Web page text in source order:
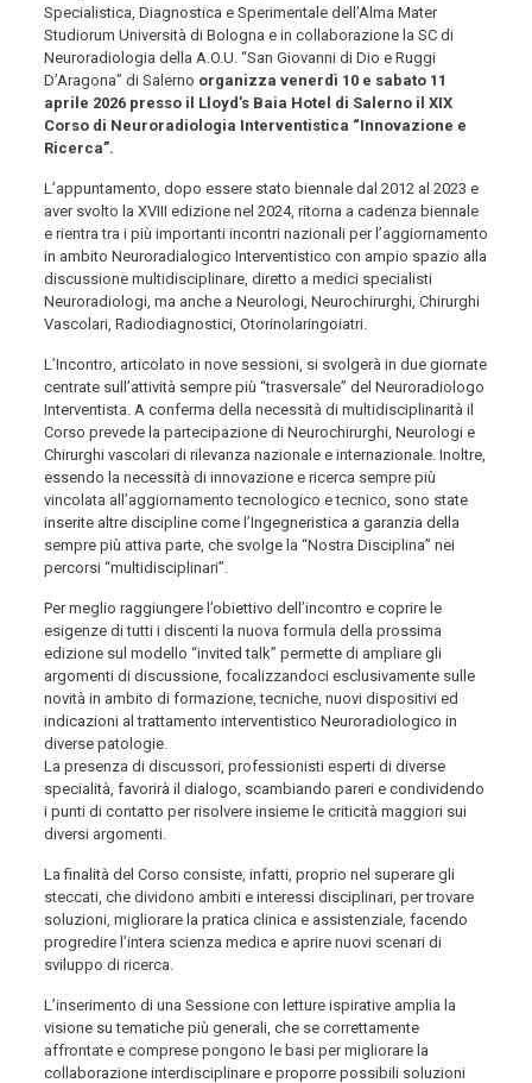
Specialistica, Diagnostica e Sperimentale dell’Alma Mater
Studiorum Università di Bologna e in collaborazione la SC di
Neuroradiologia della A.O.U. “San Giovanni di Dio e Ruggi
D’Aragona” di Salerno organizza venerdì 10 e sabato 11
aprile 2026 presso il Lloyd’s Baia Hotel di Salerno il XIX
Corso di Neuroradiologia Interventistica “Innovazione e
Ricerca”.
L’appuntamento, dopo essere stato biennale dal 2012 al 2023 e
aver svolto la XVIII edizione nel 2024, ritorna a cadenza biennale
e rientra tra i più importanti incontri nazionali per l’aggiornamento
in ambito Neuroradialogico Interventistico con ampio spazio alla
discussione multidisciplinare, diretto a medici specialisti
Neuroradiologi, ma anche a Neurologi, Neurochirurghi, Chirurghi
Vascolari, Radiodiagnostici, Otorinolaringoiatri.
L’Incontro, articolato in nove sessioni, si svolgerà in due giornate
centrate sull’attività sempre più “trasversale” del Neuroradiologo
Interventista. A conferma della necessità di multidisciplinarità il
Corso prevede la partecipazione di Neurochirurghi, Neurologi e
Chirurghi vascolari di rilevanza nazionale e internazionale. Inoltre,
essendo la necessità di innovazione e ricerca sempre più
vincolata all’aggiornamento tecnologico e tecnico, sono state
inserite altre discipline come l’Ingegneristica a garanzia della
sempre più attiva parte, che svolge la “Nostra Disciplina” nei
percorsi “multidisciplinari”.
Per meglio raggiungere l’obiettivo dell’incontro e coprire le
esigenze di tutti i discenti la nuova formula della prossima
edizione sul modello “invited talk” permette di ampliare gli
argomenti di discussione, focalizzandoci esclusivamente sulle
novità in ambito di formazione, tecniche, nuovi dispositivi ed
indicazioni al trattamento interventistico Neuroradiologico in
diverse patologie.
La presenza di discussori, professionisti esperti di diverse
specialità, favorirà il dialogo, scambiando pareri e condividendo
i punti di contatto per risolvere insieme le criticità maggiori sui
diversi argomenti.
La finalità del Corso consiste, infatti, proprio nel superare gli
steccati, che dividono ambiti e interessi disciplinari, per trovare
soluzioni, migliorare la pratica clinica e assistenziale, facendo
progredire l’intera scienza medica e aprire nuovi scenari di
sviluppo di ricerca.
L’inserimento di una Sessione con letture ispirative amplia la
visione su tematiche più generali, che se correttamente
affrontate e comprese pongono le basi per migliorare la
collaborazione interdisciplinare e proporre possibili soluzioni